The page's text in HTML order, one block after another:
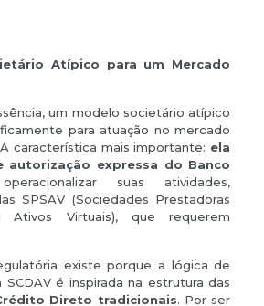
Atípico para um Mercado
um modelo societário atípico
para atuação no mercado
característica mais importante: ela
autorização expressa do Banco
suas atividades,
SPSAV (Sociedades Prestadoras
Virtuais), que requerem
existe porque a lógica de
é inspirada na estrutura das
Direto tradicionais. Por ser